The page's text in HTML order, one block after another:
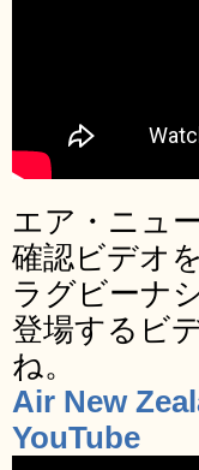
エア・ニュ
確認ビデオ
ラグビーナ
登場するビ
ね。
Air New
YouTube